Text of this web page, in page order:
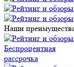
Наши
Беспроцентная
рассрочка